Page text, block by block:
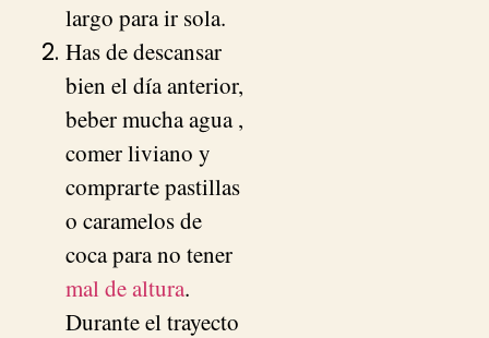
largo para ir sola.
Has de descansar
bien el día anterior,
beber mucha agua ,
comer liviano y
comprarte pastillas
o caramelos de
coca para no tener
mal de altura.
Durante el trayecto